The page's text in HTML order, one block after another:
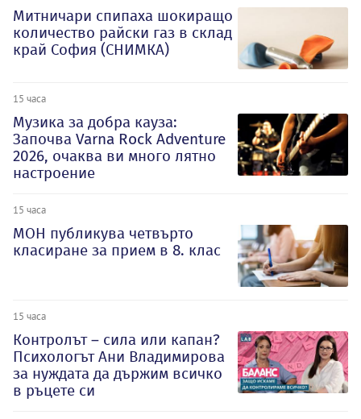
Митничари спипаха шокиращо
количество райски газ в склад
край София (СНИМКА)
15 часа
Музика за добра кауза:
Започва Varna Rock Adventure
2026, очаква ви много лятно
настроение
15 часа
МОН публикува четвърто
класиране за прием в 8. клас
15 часа
Контролът – сила или капан?
Психологът Ани Владимирова
за нуждата да държим всичко
в ръцете си